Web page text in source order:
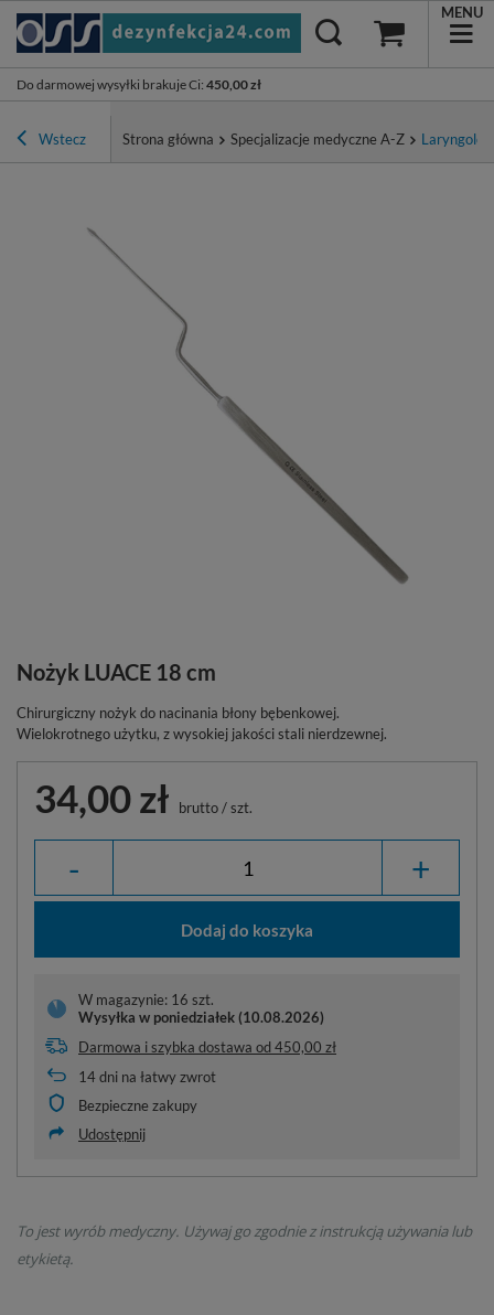
Do darmowej wysyłki brakuje Ci: 450,00 zł
MENU
Wstecz Strona główna Specjalizacje medyczne A-Z
Nożyk LUACE 18 cm
Chirurgiczny nożyk do nacinania błony bębenkowej.
Wielokrotnego użytku, z wysokiej jakości stali nierdzewnej.
34,00 zł brutto/szt.
- +
Dodaj do koszyka
W magazynie: 16 szt.
Wysyłka w poniedziałek (10.08.2026)
Darmowa i szybka dostawa od450,00 zł
14dni na łatwy zwrot
Bezpieczne zakupy
Udostępnij
To jest wyrób medyczny. Używaj go zgodnie z instrukcją używania lub
etykietą.